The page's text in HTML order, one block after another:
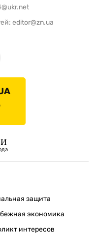
editor@zn.ua
защита
экономика
интересов